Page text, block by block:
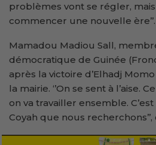
problèmes vont se régler, mais
commencer une nouvelle ère’’.
Mamadou Madiou Sall,
démocratique de Guinée
après la victoire d’Elhadj
la mairie. ‘’On se sent à l’aise.
on va travailler ensemble.
Coyah que nous